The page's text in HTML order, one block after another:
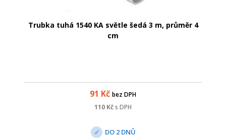
Trubka tuhá 1540 KA světle šedá 3 m, průměr 4
cm
91 Kč bez DPH
110 Kčs DPH
DO 2 DNŮ